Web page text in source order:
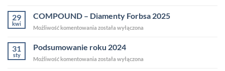
2025
29
kwi
COMPOUND – Diamenty Forbsa 2025
Możliwość komentowania COMPOUND
Diamenty
Forbsa
2025
została wyłączona
31
sty
Podsumowanie roku 2024
Możliwość komentowania Podsumowanie
została wyłączona